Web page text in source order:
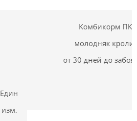
Един
изм.
Комбикорм ПК
молодняк
от 30 дней до